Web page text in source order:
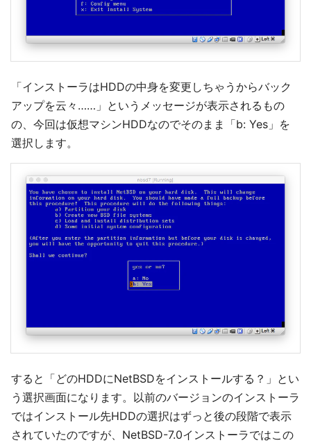
「インストーラはHDDの中身を変更しちゃうからバック
アップを云々……」というメッセージが表示されるもの
の、今回は仮想マシンHDDなのでそのまま「b: Yes」を
選択します。
すると「どのHDDにNetBSDをインストールする？」とい
う選択画面になります。以前のバージョンのインストーラ
ではインストール先HDDの選択はずっと後の段階で表示
されていたのですが、NetBSD-7.0インストーラではこの